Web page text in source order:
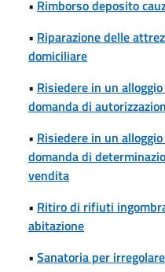
• Rimborso deposito
• Riparazione delle
domiciliare
• Risiedere in un
domanda di
• Risiedere in un
domanda di
vendita
• Ritiro di rifiuti
abitazione
• Sanatoria per